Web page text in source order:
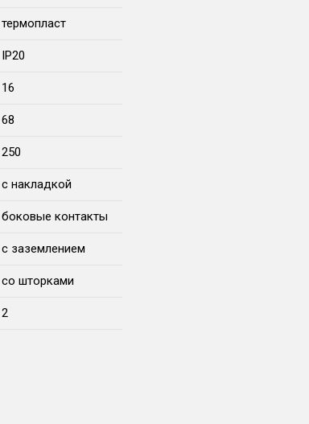
термопласт
IP20
16
68
250
с накладкой
боковые контакты
с заземлением
со шторками
2